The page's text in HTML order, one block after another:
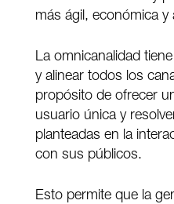
más ágil, económica y
La omnicanalidad
y alinear todos los
propósito de ofrecer
usuario única y
planteadas en la
con sus públicos.
Esto permite que la